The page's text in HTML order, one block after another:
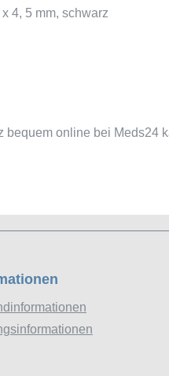
4, 5 mm, schwarz
online bei Meds24